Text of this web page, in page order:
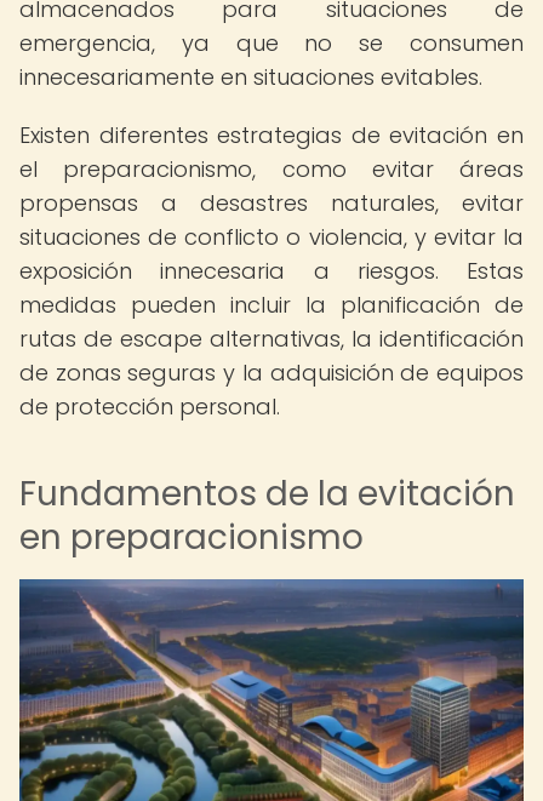
almacenados para situaciones de
emergencia, ya que no se consumen
innecesariamente en situaciones evitables.
Existen diferentes estrategias de evitación en
el preparacionismo, como evitar áreas
propensas a desastres naturales, evitar
situaciones de conflicto o violencia, y evitar la
exposición innecesaria a riesgos. Estas
medidas pueden incluir la planificación de
rutas de escape alternativas, la identificación
de zonas seguras y la adquisición de equipos
de protección personal.
Fundamentos de la evitación
en preparacionismo